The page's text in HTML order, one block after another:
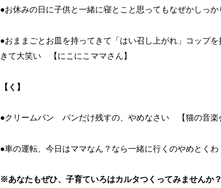
●お休みの日に子供と一緒に寝とこと思ってもなぜかしっ
●おままごとお皿を持ってきて「はい召し上がれ」コップ
きて大笑い 【にこにこママさん】
【く】
●クリームパン パンだけ残すの、やめなさい 【猫の音楽
●車の運転、今日はママなん？なら一緒に行くのやめとく
※あなたもぜひ、子育ていろはカルタつくってみませんか？